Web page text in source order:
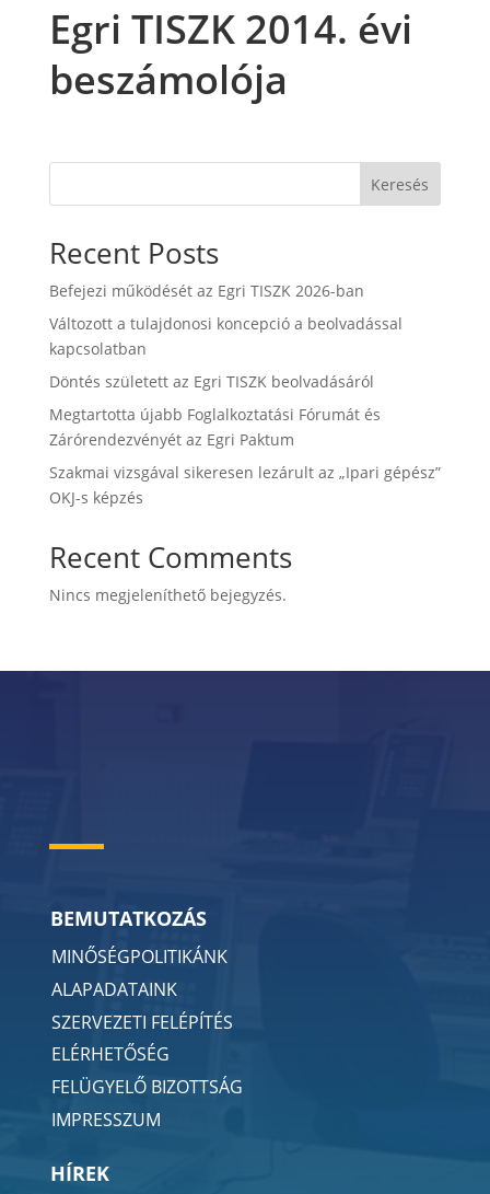
Egri TISZK 2014. évi
beszámolója
Keresés
Recent Posts
Befejezi működését az Egri TISZK 2026-ban
Változott a tulajdonosi koncepció a beolvadással
kapcsolatban
Döntés született az Egri TISZK beolvadásáról
Megtartotta újabb Foglalkoztatási Fórumát és
Zárórendezvényét az Egri Paktum
Szakmai vizsgával sikeresen lezárult az „Ipari gépész”
OKJ-s képzés
Recent Comments
Nincs megjeleníthető bejegyzés.
BEMUTATKOZÁS
MINŐSÉGPOLITIKÁNK
ALAPADATAINK
SZERVEZETI FELÉPÍTÉS
ELÉRHETŐSÉG
FELÜGYELŐ BIZOTTSÁG
IMPRESSZUM
HÍREK